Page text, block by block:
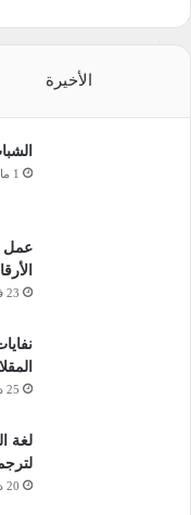
الأخيرة
1 مارس، 2026
عمل
23 فبراير، 2026
25 ديسمبر، 2025
لغة
20 ديسمبر، 2025